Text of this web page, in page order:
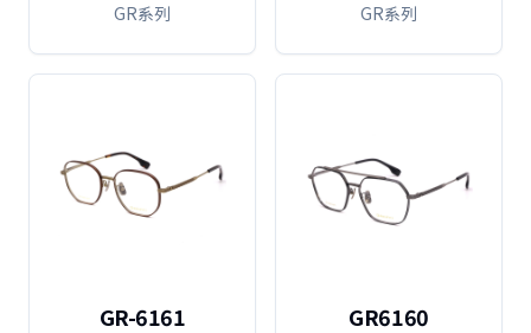
GR系列 GR系列
GR-6161 GR6160